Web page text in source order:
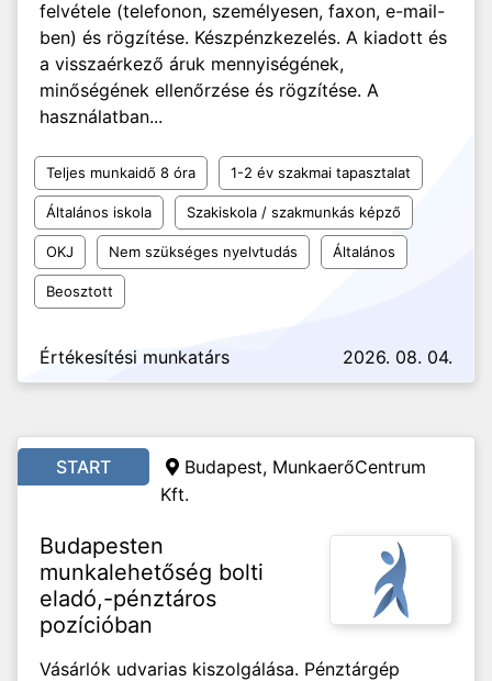
felvétele (telefonon, személyesen, faxon, e-mail-
ben) és rögzítése. Készpénzkezelés. A kiadott és
a visszaérkező áruk mennyiségének,
minőségének ellenőrzése és rögzítése. A
használatban...
Teljes munkaidő 8 óra 1-2 év szakmai tapasztalat
Általános iskola Szakiskola / szakmunkás képző
OKJ Nem szükséges nyelvtudás Általános
Beosztott
Értékesítési munkatárs 2026. 08. 04.
START
Budapest, MunkaerőCentrum
Kft.
Budapesten
munkalehetőség bolti
eladó,-pénztáros
pozícióban
Vásárlók udvarias kiszolgálása. Pénztárgép